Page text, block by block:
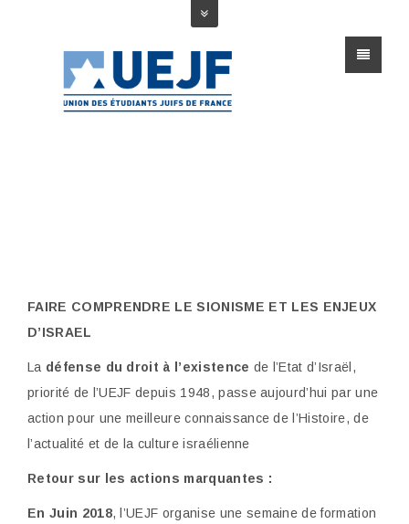
FAIRE COMPRENDRE LE SIONISME ET LES ENJEUX
D’ISRAEL
La défense du droit à l’existence de l’Etat d’Israël,
priorité de l’UEJF depuis 1948, passe aujourd’hui par une
action pour une meilleure connaissance de l’Histoire, de
l’actualité et de la culture israélienne
Retour sur les actions marquantes :
En Juin 2018, l’UEJF organise une semaine de formation